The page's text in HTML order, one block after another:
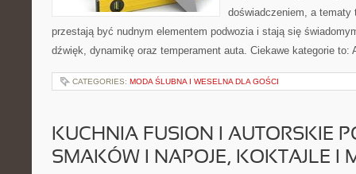
doświadczeniem, a tematy
przestają być nudnym elementem podwozia i stają się
dźwięk, dynamikę oraz temperament auta. Ciekawe kategorie
CATEGORIES: MODA ŚLUBNA I WESELNA DLA GOŚCI
KUCHNIA FUSION I AUTORSKIE
SMAKÓW I NAPOJE, KOKTAJLE I